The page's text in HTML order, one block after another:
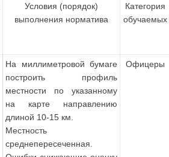
Условия (порядок)
выполнения норматива
Категория
обучаемых
На миллиметровой бумаге
построить профиль
местности по указанному
на карте направлению
длиной 10-15 км.
Местность
среднепересеченная.
Офицеры